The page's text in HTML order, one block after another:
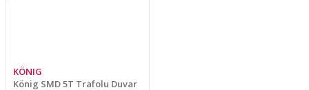
KÖNIG
König SMD 5T Trafolu Duvar